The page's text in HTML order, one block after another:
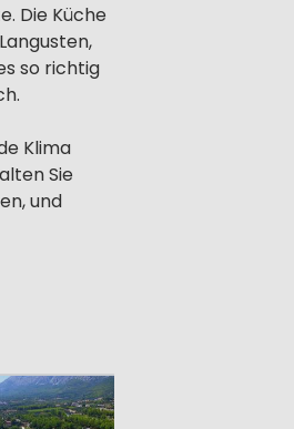
Die Küche
so richtig
Klima
Sie
und